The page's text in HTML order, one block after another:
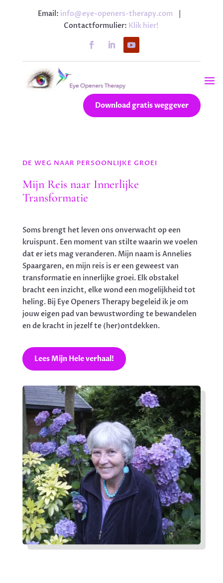
Email: info@eye-openers-therapy.com
Contactformulier: Klik hier!
Download gratis weggever
DE WEG NAAR PERSOONLIJKE GROEI
Mijn Reis naar Innerlijke
Transformatie
Soms brengt het leven ons onverwacht op een
kruispunt. Een moment van stilte waarin we voelen
dat er iets mag veranderen. Mijn naam is Annelies
Spaargaren, en mijn reis is er een geweest van
transformatie en innerlijke groei. Elk obstakel
bracht een inzicht, elke wond een mogelijkheid tot
heling. Bij Eye Openers Therapy begeleid ik je om
jouw eigen pad van bewustwording te bewandelen
en de kracht in jezelf te (her)ontdekken.
Lees Mijn Hele verhaal!